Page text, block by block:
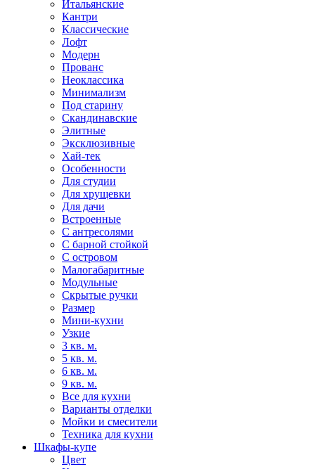
Итальянские
Кантри
Классические
Лофт
Модерн
Прованс
Неоклассика
Минимализм
Под старину
Скандинавские
Элитные
Эксклюзивные
Хай-тек
Особенности
Для студии
Для хрущевки
Для дачи
Встроенные
С антресолями
С барной стойкой
С островом
Малогабаритные
Модульные
Скрытые ручки
Размер
Мини-кухни
Узкие
3 кв. м.
5 кв. м.
6 кв. м.
9 кв. м.
Все для кухни
Варианты отделки
Мойки и смесители
Техника для кухни
Шкафы-купе
Цвет